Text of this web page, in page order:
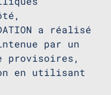
a réalisé
par un
provisoires,
en utilisant